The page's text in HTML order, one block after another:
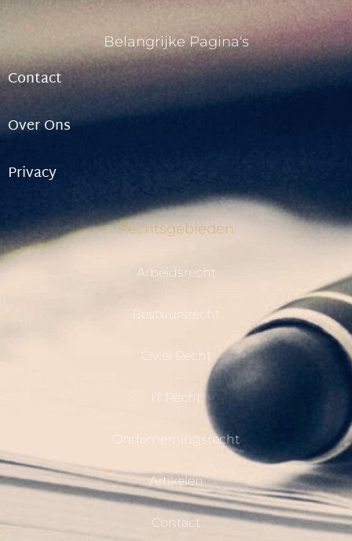
Belangrijke Pagina's
Contact
Over Ons
Privacy
Rechtsgebieden
Arbeidsrecht
Bestuursrecht
Civiel Recht
IT Recht
Ondernemingsrecht
Artikelen
Contact